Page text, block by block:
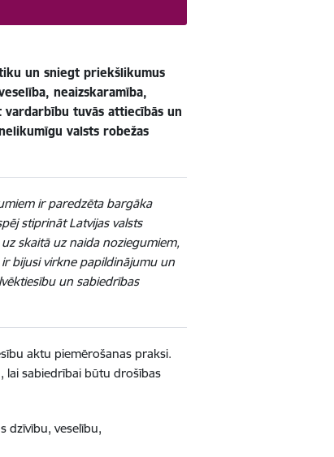
un sniegt priekšlikumus
neaizskaramība,
tuvās attiecībās un
valsts robežas
ir paredzēta bargāka
stiprināt Latvijas valsts
skaitā uz naida noziegumiem,
bijusi virkne papildinājumu un
un sabiedrības
aktu piemērošanas praksi.
lai sabiedrībai būtu drošības
dzīvību, veselību,